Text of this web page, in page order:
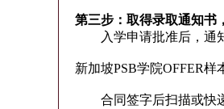
第三步：取得录取通知书
入学申请批准后，通知
新加坡PSB学院OFFER样
合同签字后扫描或快递